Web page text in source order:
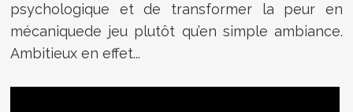
psychologique et de transformer la peur en
mécaniquede jeu plutôt qu’en simple ambiance.
Ambitieux en effet...